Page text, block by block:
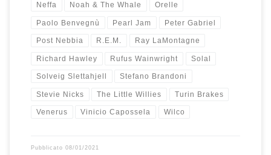
Neffa Noah & The Whale Orelle
Paolo Benvegnù Pearl Jam Peter Gabriel
Post Nebbia R.E.M. Ray LaMontagne
Richard Hawley Rufus Wainwright Solal
Solveig Slettahjell Stefano Brandoni
Stevie Nicks The Little Willies Turin Brakes
Venerus Vinicio Capossela Wilco
Pubblicato 08/01/2021